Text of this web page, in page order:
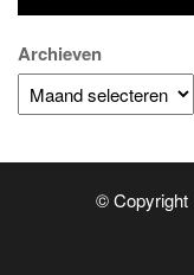
Archieven
© Copyright